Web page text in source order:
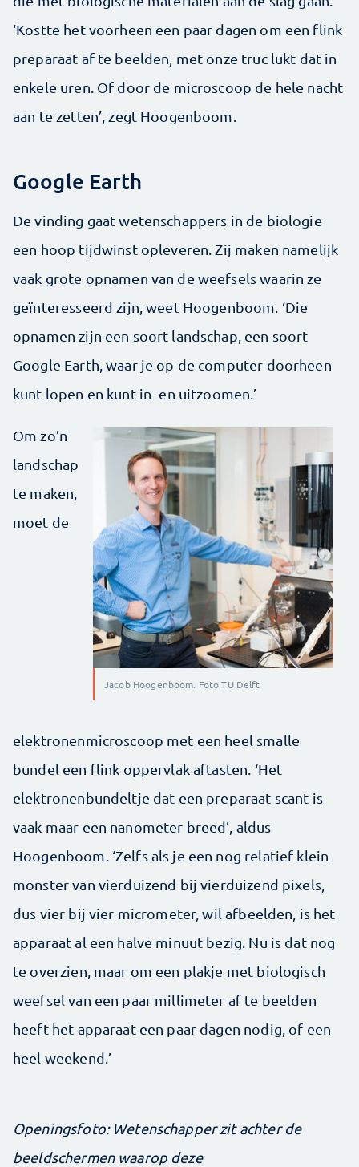
‘Kostte het voorheen een paar dagen om een flink
preparaat af te beelden, met onze truc lukt dat in
enkele uren. Of door de microscoop de hele nacht
aan te zetten’, zegt Hoogenboom.
Google Earth
De vinding gaat wetenschappers in de biologie
een hoop tijdwinst opleveren. Zij maken namelijk
vaak grote opnamen van de weefsels waarin ze
geïnteresseerd zijn, weet Hoogenboom. ‘Die
opnamen zijn een soort landschap, een soort
Google Earth, waar je op de computer doorheen
kunt lopen en kunt in- en uitzoomen.’
Jacob Hoogenboom. Foto TU Delft
Om zo’n
landschap
te maken,
moet de
elektronenmicroscoop met een heel smalle
bundel een flink oppervlak aftasten. ‘Het
elektronenbundeltje dat een preparaat scant is
vaak maar een nanometer breed’, aldus
Hoogenboom. ‘Zelfs als je een nog relatief klein
monster van vierduizend bij vierduizend pixels,
dus vier bij vier micrometer, wil afbeelden, is het
apparaat al een halve minuut bezig. Nu is dat nog
te overzien, maar om een plakje met biologisch
weefsel van een paar millimeter af te beelden
heeft het apparaat een paar dagen nodig, of een
heel weekend.’
Openingsfoto: Wetenschapper zit achter de
beeldschermen waarop deze